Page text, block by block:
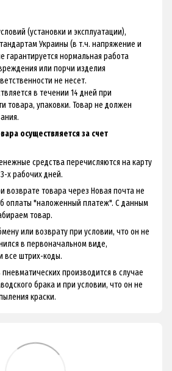
(установки и эксплуатации),
Украины (в т.ч. напряжение и
гарантируется нормальная работа
или порчи изделия
не несет.
в течении 14 дней при
товара, упаковки. Товар не должен
осуществляется за счет
средства перечисляются на карту
х рабочих дней.
возврате товара через Новая почта не
оплаты "наложенный платеж". С данным
товар.
или возврату при условии, что он не
в первоначальном виде,
все штрих-коды.
производится в случае
брака и при условии, что он не
краски.